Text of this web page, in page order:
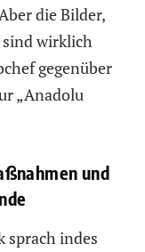
die Bilder,
sind wirklich
gegenüber
„Anadolu
und
sprach indes